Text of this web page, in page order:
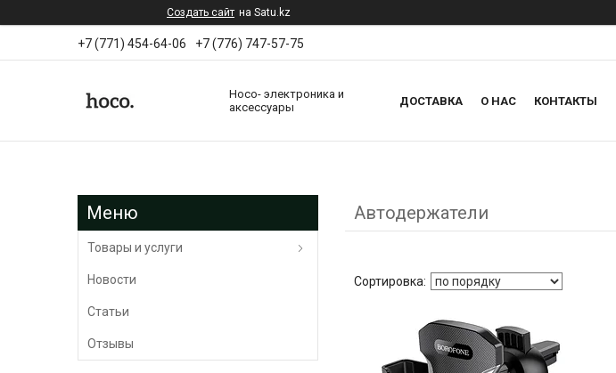
Создать сайт на Satu.kz
+7 (771) 454-64-06 +7 (776) 747-57-75
Hoco- электроника и
аксессуары
ДОСТАВКА О НАС КОНТАКТЫ
Автодержатели
Товары и услуги
Новости
Статьи
Отзывы